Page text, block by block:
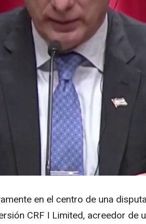
en el centro de una
CRF I Limited, acreedor